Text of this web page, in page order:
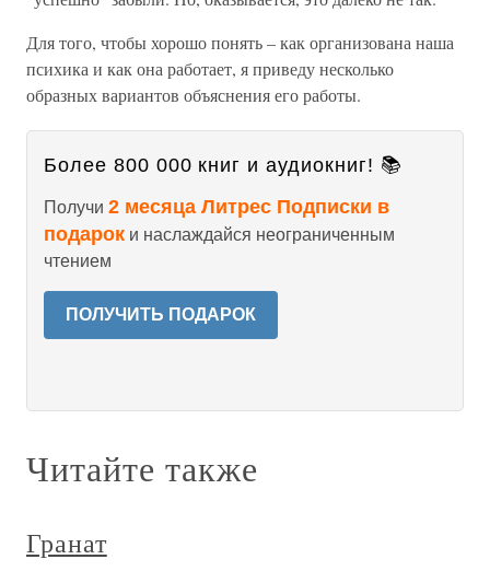
Для того, чтобы хорошо понять – как организована наша
психика и как она работает, я приведу несколько
образных вариантов объяснения его работы.
Более 800 000 книг и аудиокниг! 📚
Получи 2 месяца Литрес Подписки в
подарок и наслаждайся неограниченным
чтением
ПОЛУЧИТЬ ПОДАРОК
Читайте также
Гранат